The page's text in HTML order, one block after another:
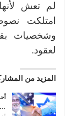
لم تعش
امتلكت
وشخصيات
لعقود.
المزيد من
…